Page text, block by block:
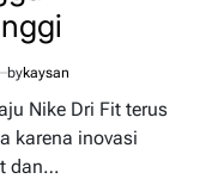
bykaysan
Nike Dri Fit terus
karena inovasi
dan…